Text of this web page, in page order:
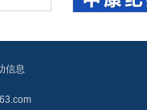
信息